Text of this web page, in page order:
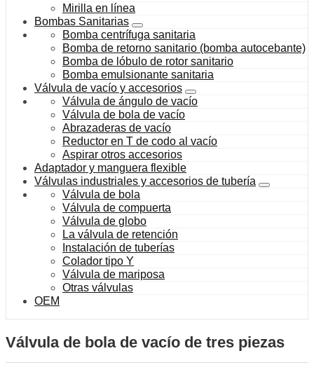
Mirilla en línea
Bombas Sanitarias
Bomba centrífuga sanitaria
Bomba de retorno sanitario (bomba autocebante)
Bomba de lóbulo de rotor sanitario
Bomba emulsionante sanitaria
Válvula de vacío y accesorios
Válvula de ángulo de vacío
Válvula de bola de vacío
Abrazaderas de vacío
Reductor en T de codo al vacío
Aspirar otros accesorios
Adaptador y manguera flexible
Válvulas industriales y accesorios de tubería
Válvula de bola
Válvula de compuerta
Válvula de globo
La válvula de retención
Instalación de tuberías
Colador tipo Y
Válvula de mariposa
Otras válvulas
OEM
Válvula de bola de vacío de tres piezas